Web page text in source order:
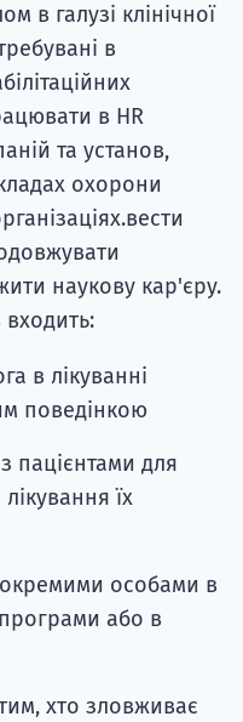
в галузі клінічної
в
в HR
та установ,
охорони
наукову кар'єру.
входить:
в лікуванні
поведінкою
з пацієнтами для
їх
особами в
або в
хто зловживає